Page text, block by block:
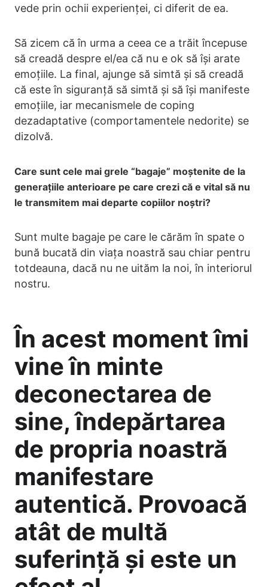
vede prin ochii experienței, ci diferit de ea.
Să zicem că în urma a ceea ce a trăit începuse
să creadă despre el/ea că nu e ok să își arate
emoțiile. La final, ajunge să simtă și să creadă
că este în siguranță să simtă și să își manifeste
emoțiile, iar mecanismele de coping
dezadaptative (comportamentele nedorite) se
dizolvă.
Care sunt cele mai grele “bagaje” moștenite de la
generațiile anterioare pe care crezi că e vital să nu
le transmitem mai departe copiilor noștri?
Sunt multe bagaje pe care le cărăm în spate o
bună bucată din viața noastră sau chiar pentru
totdeauna, dacă nu ne uităm la noi, în interiorul
nostru.
În acest moment îmi
vine în minte
deconectarea de
sine, îndepărtarea
de propria noastră
manifestare
autentică. Provoacă
atât de multă
suferință și este un